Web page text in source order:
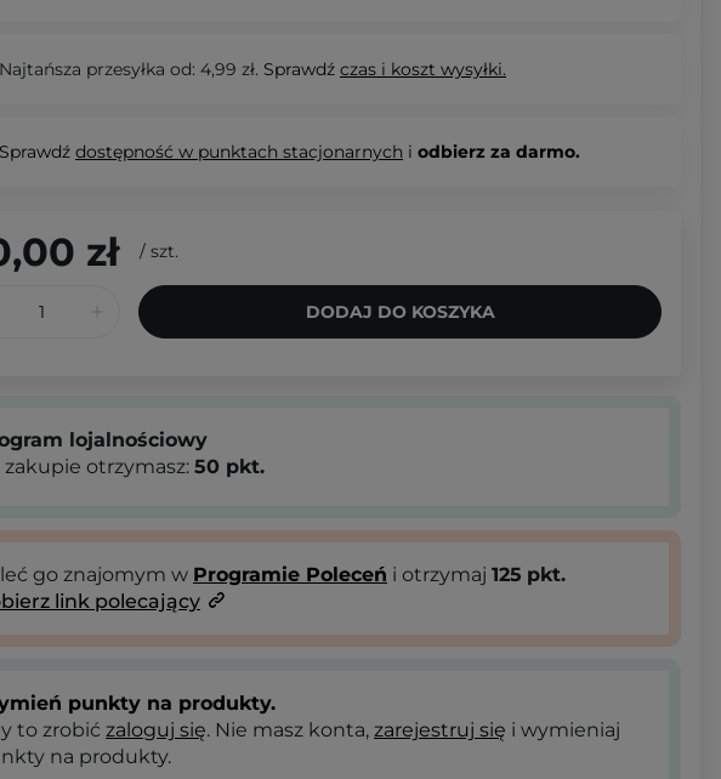
Najtańsza przesyłka od: 4,99 zł. Sprawdź czas i koszt wysyłki.
Sprawdź dostępność w punktach stacjonarnych i odbierz za darmo.
zł / szt.
DODAJ DO KOSZYKA
lojalnościowy
zakupie otrzymasz: 50 pkt.
go znajomym w Programie Poleceń i otrzymaj 125 pkt.
link polecający
punkty na produkty.
to zrobić zaloguj się. Nie masz konta, zarejestruj się i wymieniaj
na produkty.